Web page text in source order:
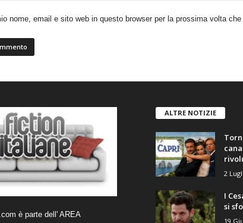
nome, email e sito web in questo browser per la prossima volta
è parte dell' AREA
ALTRE NOTIZIE
2
I
si
19